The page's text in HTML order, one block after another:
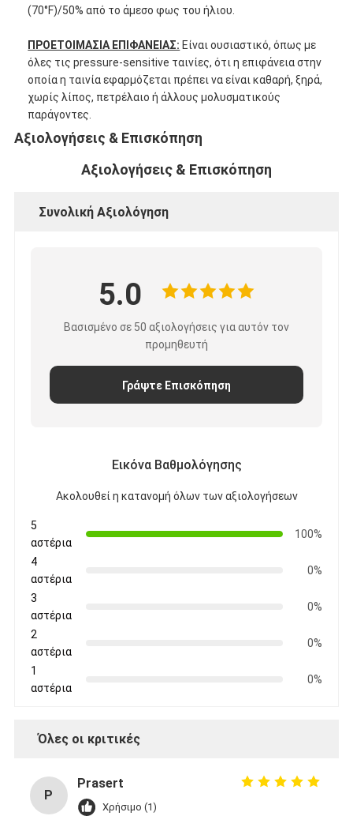
Ταινία υφασμάτων γυαλιού φύλλων αλουμινίου αργιλίου
Αντιμέτωπο φύλλο αλουμινίου έγγραφο της Kraft
Ύφασμα φίμπεργκλας φύλλων αλουμινίου αργιλίου
Scrim φύλλων αλουμινίου ταινία
Κολλητική ταινία της PET
Ηλεκτρική πίνακα μόνωσης
(70°F)/50% από το άμεσο φως του ήλιου.
ΠΡΟΕΤΟΙΜΑΣΙΑ ΕΠΙΦΑΝΕΙΑΣ: Είναι ουσιαστικό, όπως με
όλες τις pressure-sensitive ταινίες, ότι η επιφάνεια στην
οποία η ταινία εφαρμόζεται πρέπει να είναι καθαρή, ξηρά,
χωρίς λίπος, πετρέλαιο ή άλλους μολυσματικούς
παράγοντες.
Αξιολογήσεις & Επισκόπηση
Αξιολογήσεις & Επισκόπηση
Συνολική Αξιολόγηση
5.0
Βασισμένο σε 50 αξιολογήσεις για αυτόν τον
προμηθευτή
Γράψτε Επισκόπηση
Εικόνα Βαθμολόγησης
Ακολουθεί η κατανομή όλων των αξιολογήσεων
5
αστέρια
100%
4
αστέρια
0%
3
αστέρια
0%
2
αστέρια
0%
1
αστέρια
0%
Όλες οι κριτικές
P
Prasert
Χρήσιμο (1)